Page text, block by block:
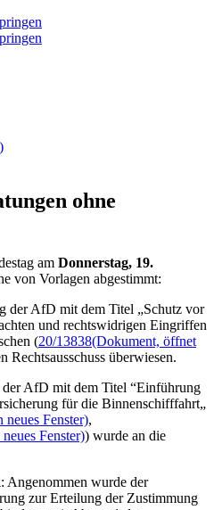
ohne
am Donnerstag, 19.
von Vorlagen abgestimmt:
der AfD mit dem Titel „Schutz vor
und rechtswidrigen Eingriffen
(20/13838(Dokument, öffnet
Rechtsausschuss überwiesen.
AfD mit dem Titel “Einführung
für die Binnenschifffahrt„
Fenster),
Fenster)) wurde an die
: Angenommen wurde der
zur Erteilung der Zustimmung